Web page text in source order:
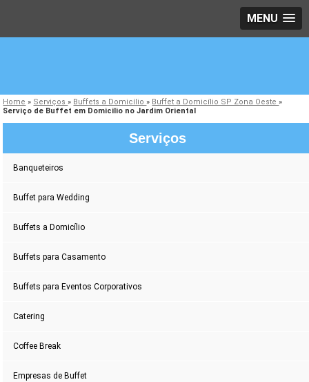
MENU
Home » Serviços» Buffets a Domicílio» Buffet a Domicílio SP Zona Oeste»
Serviço de Buffet em Domicilio no Jardim Oriental
Serviços
Banqueteiros
Buffet para Wedding
Buffets a Domicílio
Buffets para Casamento
Buffets para Eventos Corporativos
Catering
Coffee Break
Empresas de Buffet